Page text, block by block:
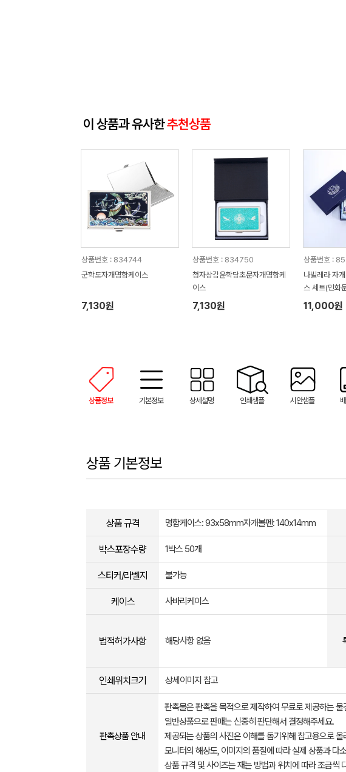
이 상품과 유사한추천상품
상품번호 : 834744
군학도자개명함케이스
7,130원
상품번호 : 834750
청자상감운학당초문자개명함케
이스
7,130원
상품번호 :
나빌레라 자
스 세트(민화
11,000원
상품정보 기본정보 상세설명 인쇄샘플 시안샘플
상품 기본정보
상품 규격 명함케이스: 93x58mm자개볼펜: 140x14mm
박스포장수량 1박스 50개
스티커/라벨지 불가능
케이스 사바리케이스
법적허가사항 해당사항 없음
인쇄위치크기 상세이미지 참고
판촉상품 안내
판촉물은 판촉을 목적으로 제작하여 무료로 제공하는 물
일반상품으로 판매는 신중히 판단해서 결정해주세요.
제공되는 상품의 사진은 이해를 돕기위해 참고용으로 올
모니터의 해상도, 이미지의 품질에 따라 실제 상품과 다
상품 규격 및 사이즈는 재는 방법과 위치에 따라 조금씩